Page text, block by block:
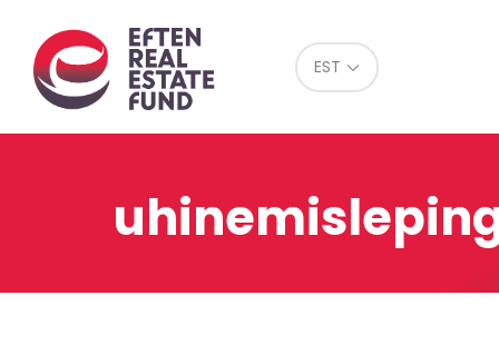
Eref EST